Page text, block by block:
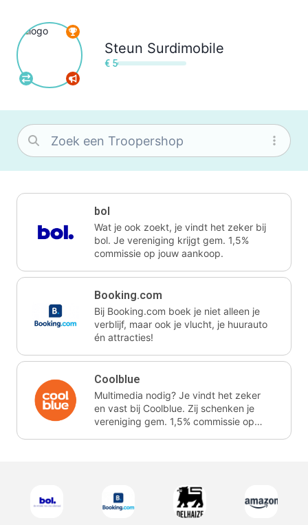
Steun Surdimobile
€ 5
bol
Wat je ook zoekt, je vindt het zeker bij
bol. Je vereniging krijgt gem. 1,5%
commissie op jouw aankoop.
Booking.com
Bij Booking.com boek je niet alleen je
verblijf, maar ook je vlucht, je huurauto
én attracties!
Coolblue
Multimedia nodig? Je vindt het zeker
en vast bij Coolblue. Zij schenken je
vereniging gem. 1,5% commissie op